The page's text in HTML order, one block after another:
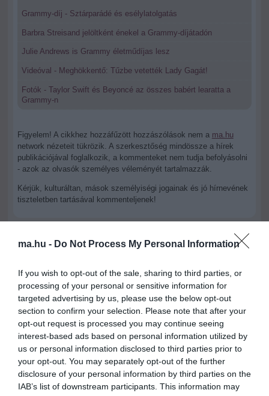
ma.hu - Do Not Process My Personal Information
If you wish to opt-out of the sale, sharing to third parties, or
processing of your personal or sensitive information for
targeted advertising by us, please use the below opt-out
section to confirm your selection. Please note that after your
opt-out request is processed you may continue seeing
interest-based ads based on personal information utilized by
us or personal information disclosed to third parties prior to
your opt-out. You may separately opt-out of the further
disclosure of your personal information by third parties on the
IAB’s list of downstream participants. This information may
Grammy-díj - Sztárparádé és esélylatolgatás
Barbra Streisand jelöltként énekel a Grammy-díjátadón
Julie Andrews is Grammy életműdíjas lesz
Videóval - Meghökkentő: Tűzbe vetették Lady Gagát!
Fotók - Taylor Swift és Beyoncé az összes babért learatta a
Grammy-n
Figyelem! A cikkhez hozzáfűzött hozzászólások nem a ma.hu
network nézeteit tükrözik. A szerkesztőség mindössze a hírek
publikációjával foglalkozik, a kommenteket nem tudja befolyásolni
- azok az olvasók személyes véleményét tartalmazzák.
Kérjük, kulturáltan, mások személyiségi jogainak és jó hírnevének
tiszteletben tartásával kommenteljenek!
ma.hu legfrissebb hírei:
22:22
Saját életét is kockára tette a magyar erdész, hogy
megállítsa a tüzet
20:20
Második világháborús MG-42 géppuskát emeltek ki a
Dunából - a rendőrség lefoglalta
A Miniszterelnökség felmondta a Lounge Eventtel kötött
keretszerződését
16:21 Megérkezett az eső a Duna vízgyűjtőjére